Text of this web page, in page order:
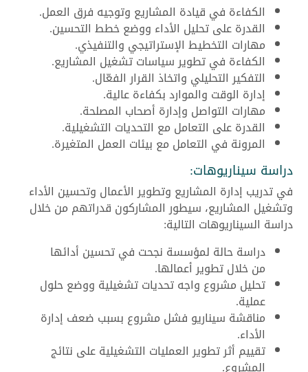
الكفاءة في قيادة المشاريع وتوجيه فرق العمل.
القدرة على تحليل الأداء ووضع خطط التحسين.
مهارات التخطيط الإستراتيجي والتنفيذي.
الكفاءة في تطوير سياسات تشغيل المشاريع.
التفكير التحليلي واتخاذ القرار الفعّال.
إدارة الوقت والموارد بكفاءة عالية.
مهارات التواصل وإدارة أصحاب المصلحة.
القدرة على التعامل مع التحديات التشغيلية.
المرونة في التعامل مع بيئات العمل المتغيرة.
دراسة سيناريوهات:
في تدريب إدارة المشاريع وتطوير الأعمال وتحسين الأداء
وتشغيل المشاريع، سيطور المشاركون قدراتهم من خلال
دراسة السيناريوهات التالية:
دراسة حالة لمؤسسة نجحت في تحسين أدائها
من خلال تطوير أعمالها.
تحليل مشروع واجه تحديات تشغيلية ووضع حلول
عملية.
مناقشة سيناريو فشل مشروع بسبب ضعف إدارة
الأداء.
تقييم أثر تطوير العمليات التشغيلية على نتائج
المشروع.